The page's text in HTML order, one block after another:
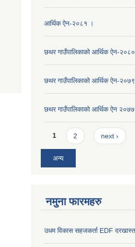
आर्थिक ऐन-२०८१ ।
छथर गाउँपालिकाको आर्थिक ऐन-२०८०
छथर गाउँपालिकाको आर्थिक ऐन-२०७९
छथर गाउँपालिकाको आर्थिक ऐन २०७७
Pages
1 2 next ›
अन्य
नमुना फारमहरु
उधम विकास सहजकर्ता EDF